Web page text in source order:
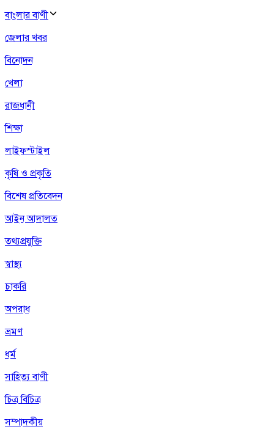
বাংলার বাণী
জেলার খবর
বিনোদন
খেলা
রাজধানী
শিক্ষা
লাইফস্টাইল
কৃষি ও প্রকৃতি
বিশেষ প্রতিবেদন
আইন আদালত
তথ্যপ্রযুক্তি
স্বাস্থ্য
চাকরি
অপরাধ
ভ্রমণ
ধর্ম
সাহিত্য বাণী
চিত্র বিচিত্র
সম্পাদকীয়